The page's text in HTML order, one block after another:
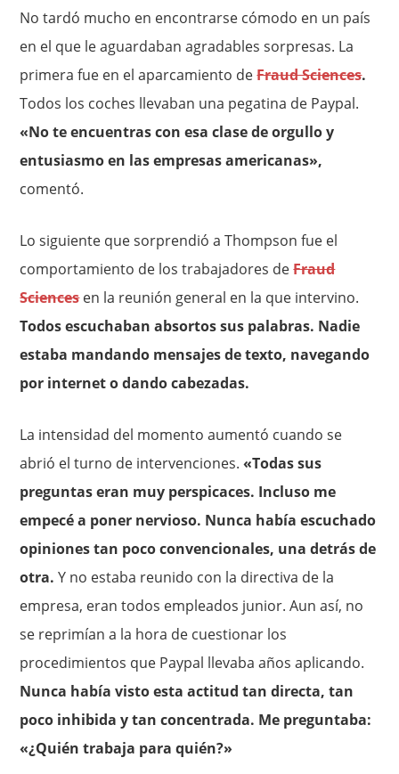
No tardó mucho en encontrarse cómodo en un país
en el que le aguardaban agradables sorpresas. La
primera fue en el aparcamiento deFraud Sciences.
Todos los coches llevaban una pegatina de Paypal.
«No te encuentras con esa clase de orgullo y
entusiasmo en las empresas americanas»,
comentó.
Lo siguiente que sorprendió a Thompson fue el
comportamiento de los trabajadores deFraud
Sciences en la reunión general en la que intervino.
Todos escuchaban absortos sus palabras. Nadie
estaba mandando mensajes de texto, navegando
por internet o dando cabezadas.
La intensidad del momento aumentó cuando se
abrió el turno de intervenciones. «Todas sus
preguntas eran muy perspicaces. Incluso me
empecé a poner nervioso. Nunca había escuchado
opiniones tan poco convencionales, una detrás de
otra.Y no estaba reunido con la directiva de la
empresa, eran todos empleados junior. Aun así, no
se reprimían a la hora de cuestionar los
procedimientos que Paypal llevaba años aplicando.
Nunca había visto esta actitud tan directa, tan
poco inhibida y tan concentrada. Me preguntaba:
«¿Quién trabaja para quién?»